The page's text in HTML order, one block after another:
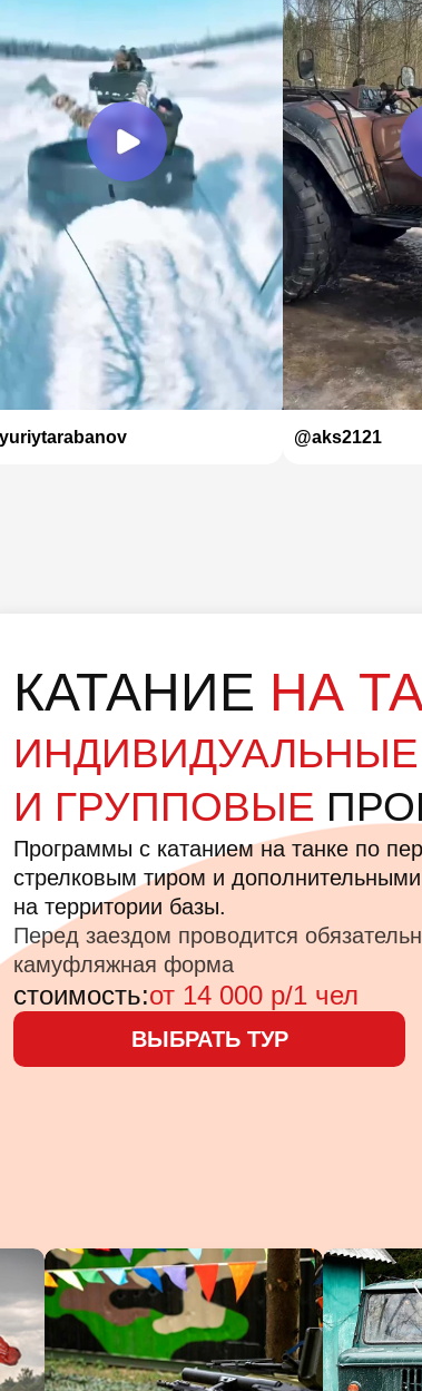
@aks2121
КАТАНИЕ НА
ИНДИВИДУАЛЬНЫЕ
И ГРУППОВЫЕ
Программы с катанием на танке по
стрелковым тиром и
на территории базы.
Перед заездом проводится
камуфляжная форма
стоимость:от 14 000 р/1 чел
ВЫБРАТЬ ТУР